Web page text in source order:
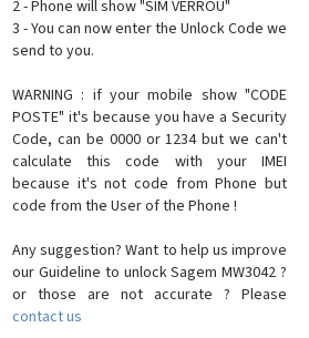
2 - Phone will show "SIM VERROU"
3 - You can now enter the Unlock Code we
send to you.
WARNING : if your mobile show "CODE
POSTE" it's because you have a Security
Code, can be 0000 or 1234 but we can't
calculate this code with your IMEI
because it's not code from Phone but
code from the User of the Phone !
Any suggestion? Want to help us improve
our Guideline to unlock Sagem MW3042 ?
or those are not accurate ? Please
contact us